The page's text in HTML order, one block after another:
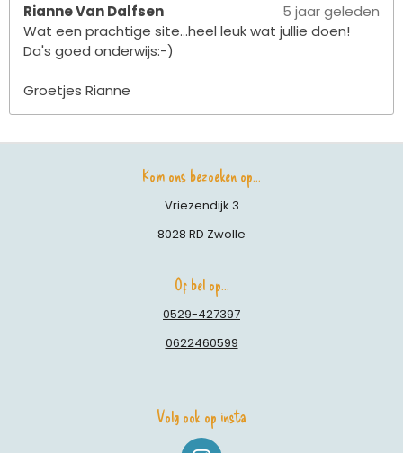
Rianne Van Dalfsen
5 jaar geleden
Wat een prachtige site...heel leuk wat jullie doen!
Da's goed onderwijs:-)
Groetjes Rianne
Kom ons bezoeken op...
Vriezendijk 3
8028 RD Zwolle
Of bel op...
0529-427397
0622460599
Volg ook op insta